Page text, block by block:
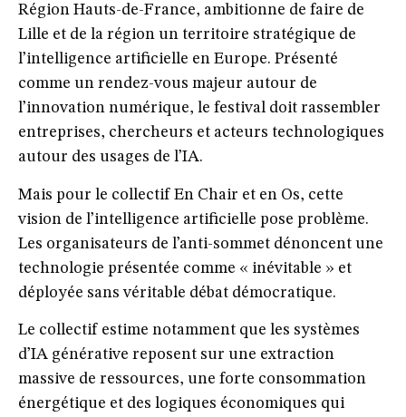
Région Hauts-de-France, ambitionne de faire de
Lille et de la région un territoire stratégique de
l’intelligence artificielle en Europe. Présenté
comme un rendez-vous majeur autour de
l’innovation numérique, le festival doit rassembler
entreprises, chercheurs et acteurs technologiques
autour des usages de l’IA.
Mais pour le collectif En Chair et en Os, cette
vision de l’intelligence artificielle pose problème.
Les organisateurs de l’anti-sommet dénoncent une
technologie présentée comme « inévitable » et
déployée sans véritable débat démocratique.
Le collectif estime notamment que les systèmes
d’IA générative reposent sur une extraction
massive de ressources, une forte consommation
énergétique et des logiques économiques qui